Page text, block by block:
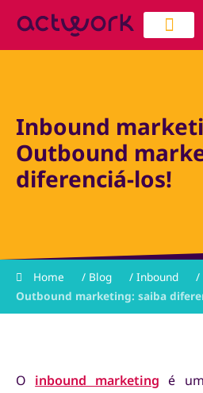
Inbound
Outbound
diferenciá-los!
Home / Blog / Inbound /
Outbound marketing: saiba
O inbound marketing é